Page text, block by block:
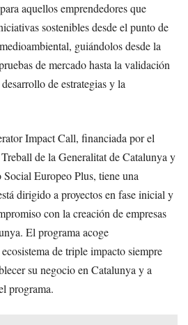
aquellos emprendedores que
sostenibles desde el punto de
guiándolos desde la
de mercado hasta la validación
de estrategias y la
Impact Call, financiada por el
de la Generalitat de Catalunya y
Europeo Plus, tiene una
dirigido a proyectos en fase inicial y
con la creación de empresas
El programa acoge
de triple impacto siempre
su negocio en Catalunya y a
programa.